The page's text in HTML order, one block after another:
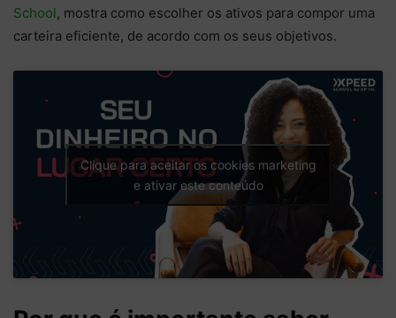
School, mostra como escolher os ativos para compor uma
carteira eficiente, de acordo com os seus objetivos.
Clique para aceitar os cookies marketing
e ativar este conteúdo